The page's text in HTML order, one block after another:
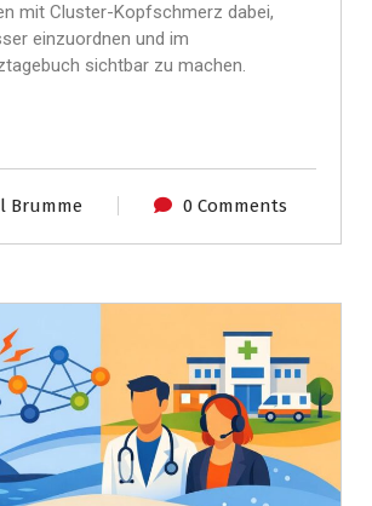
mit Cluster-Kopfschmerz dabei,
einzuordnen und im
sichtbar zu machen.
Brumme 0 Comments